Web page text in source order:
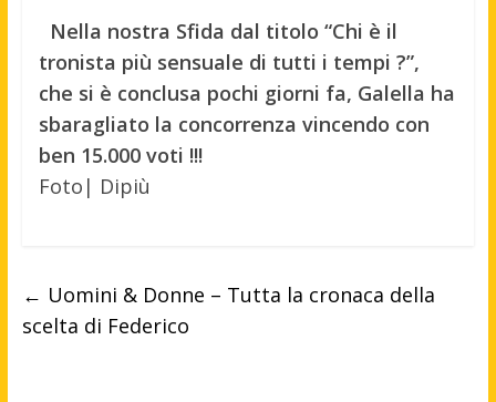
Nella nostra Sfida dal titolo “Chi è il
tronista più sensuale di tutti i tempi ?”,
che si è conclusa pochi giorni fa, Galella ha
sbaragliato la concorrenza vincendo con
ben 15.000 voti !!!
Foto| Dipiù
← Uomini & Donne – Tutta la cronaca della
scelta di Federico